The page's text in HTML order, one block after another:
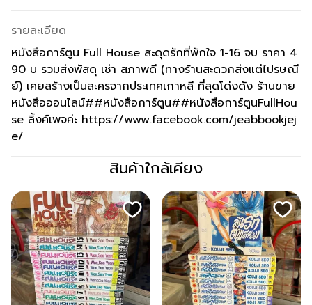
รายละเอียด
หนังสือการ์ตูน Full House สะดุดรักที่พักใจ 1-16 จบ ราคา 4
90 บ รวมส่งพัสดุ เช่า สภาพดี (ทางร้านสะดวกส่งแต่ไปรษณี
ย์) เคยสร้างเป็นละครจากประเทศเกาหลี ที่สุดโด่งดัง ร้านขาย
หนังสือออนไลน์##หนังสือการ์ตูน##หนังสือการ์ตูนFullHou
se ลิ้งค์เพจค่ะ https://www.facebook.com/jeabbookjej
e/
สินค้าใกล้เคียง